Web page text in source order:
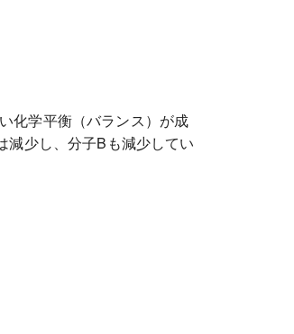
化学平衡（バランス）が成
減少し、分子Bも減少してい